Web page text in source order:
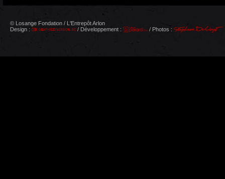
© Losange Fondation / L'Entrepôt Arlon
Design :
/ Développement : / Photos :